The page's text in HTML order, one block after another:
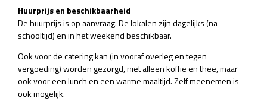
Huurprijs en beschikbaarheid
De huurprijs is op aanvraag. De lokalen zijn dagelijks (na
schooltijd) en in het weekend beschikbaar.
Ook voor de catering kan (in vooraf overleg en tegen
vergoeding) worden gezorgd, niet alleen koffie en thee, maar
ook voor een lunch en een warme maaltijd. Zelf meenemen is
ook mogelijk.